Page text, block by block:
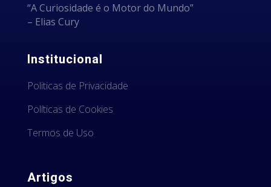
“A Curiosidade é o Motor do Mundo”
– Elias Cury
Institucional
Politicas de Privacidade
Políticas de Cookies
Termos de Uso
Artigos